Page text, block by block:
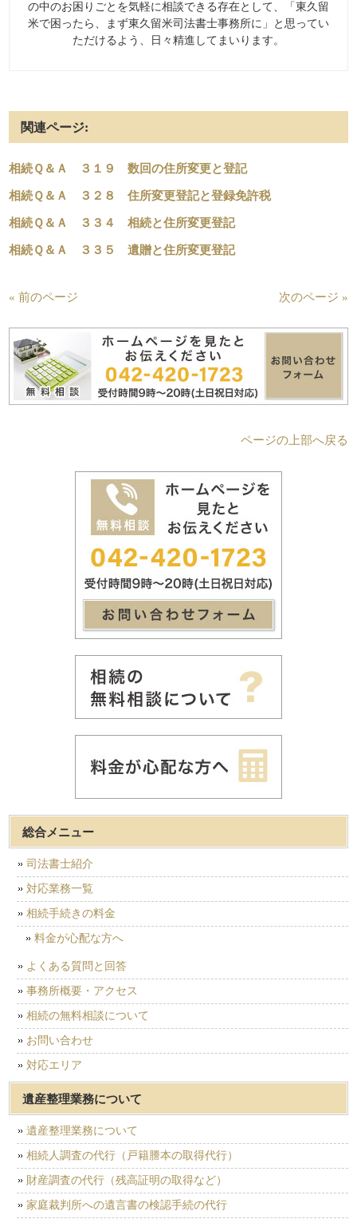
の中のお困りごとを気軽に相談できる存在として、「東久留
米で困ったら、まず東久留米司法書士事務所に」と思ってい
ただけるよう、日々精進してまいります。
関連ページ:
相続Ｑ＆Ａ ３１９ 数回の住所変更と登記
相続Ｑ＆Ａ ３２８ 住所変更登記と登録免許税
相続Ｑ＆Ａ ３３４ 相続と住所変更登記
相続Ｑ＆Ａ ３３５ 遺贈と住所変更登記
« 前のページ 次のページ »
ページの上部へ戻る
総合メニュー
司法書士紹介
対応業務一覧
相続手続きの料金
料金が心配な方へ
よくある質問と回答
事務所概要・アクセス
相続の無料相談について
お問い合わせ
対応エリア
遺産整理業務について
遺産整理業務について
相続人調査の代行（戸籍謄本の取得代行）
財産調査の代行（残高証明の取得など）
家庭裁判所への遺言書の検認手続の代行